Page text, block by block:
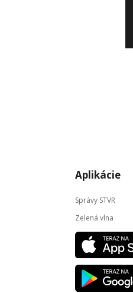
Aplikácie
Správy STVR
Zelená vlna